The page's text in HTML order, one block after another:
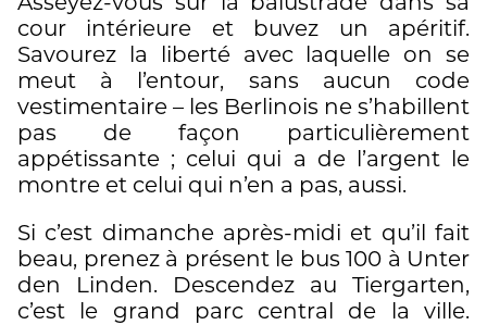
cour intérieure et buvez un apéritif.
Savourez la liberté avec laquelle on se
meut à l’entour, sans aucun code
vestimentaire – les Berlinois ne s’habillent
pas de façon particulièrement
appétissante ; celui qui a de l’argent le
montre et celui qui n’en a pas, aussi.
Si c’est dimanche après-midi et qu’il fait
beau, prenez à présent le bus 100 à Unter
den Linden. Descendez au Tiergarten,
c’est le grand parc central de la ville.